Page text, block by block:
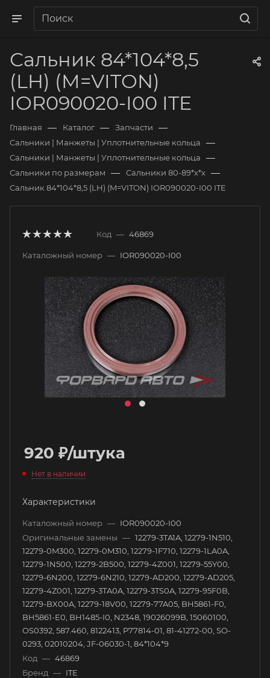
Сальник 84*104*8,5
(LH) (M=VITON)
IOR090020-I00 ITE
Главная — Каталог — Запчасти —
Сальники | Манжеты | Уплотнительные кольца —
Сальники | Манжеты | Уплотнительные кольца —
Сальники по размерам — Сальники 80-89*х*х —
Сальник 84*104*8,5 (LH) (M=VITON) IOR090020-I00 ITE
Код — 46869
Каталожный номер — IOR090020-I00
920 ₽/штука
Нет в наличии
Характеристики
Каталожный номер — IOR090020-I00
Оригинальные замены — 12279-3TA1A, 12279-1N510,
12279-0M300, 12279-0M310, 12279-1F710, 12279-1LA0A,
12279-1N500, 12279-2B500, 12279-4Z001, 12279-55Y00,
12279-6N200, 12279-6N210, 12279-AD200, 12279-AD205,
12279-4Z001, 12279-3TA0A, 12279-3TS0A, 12279-95F0B,
12279-BX00A, 12279-18V00, 12279-77A05, BH5861-F0,
BH5861-E0, BH1485-I0, N2348, 19026099B, 15060100,
OS0392, 587.460, 8122413, P77814-01, 81-41272-00, SO-
0293, 02010204, JF-06030-1, 84*104*9
Код — 46869
Бренд — ITE